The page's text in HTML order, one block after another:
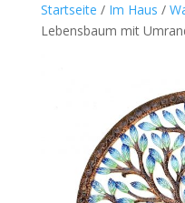
Startseite / Im Haus /
Lebensbaum mit